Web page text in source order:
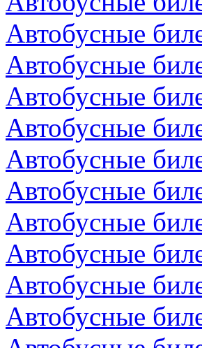
Автобусные
Автобусные
Автобусные
Автобусные
Автобусные
Автобусные
Автобусные
Автобусные
Автобусные
Автобусные